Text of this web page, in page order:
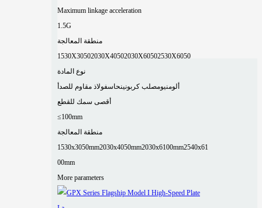
Maximum linkage acceleration
1.5G
منطقة المعالجة
1530X30502030X40502030X60502530X6050
نوع المادة
ألومنيومصلب كربونينحاسفولاذ مقاوم للصدأ
أقصى سمك للقطع
≤100mm
منطقة المعالجة
1530x3050mm2030x4050mm2030x6100mm2540x61
00mm
More parameters